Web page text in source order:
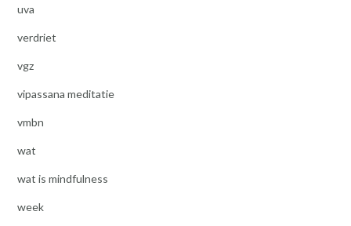
uva
verdriet
vgz
vipassana meditatie
vmbn
wat
wat is mindfulness
week